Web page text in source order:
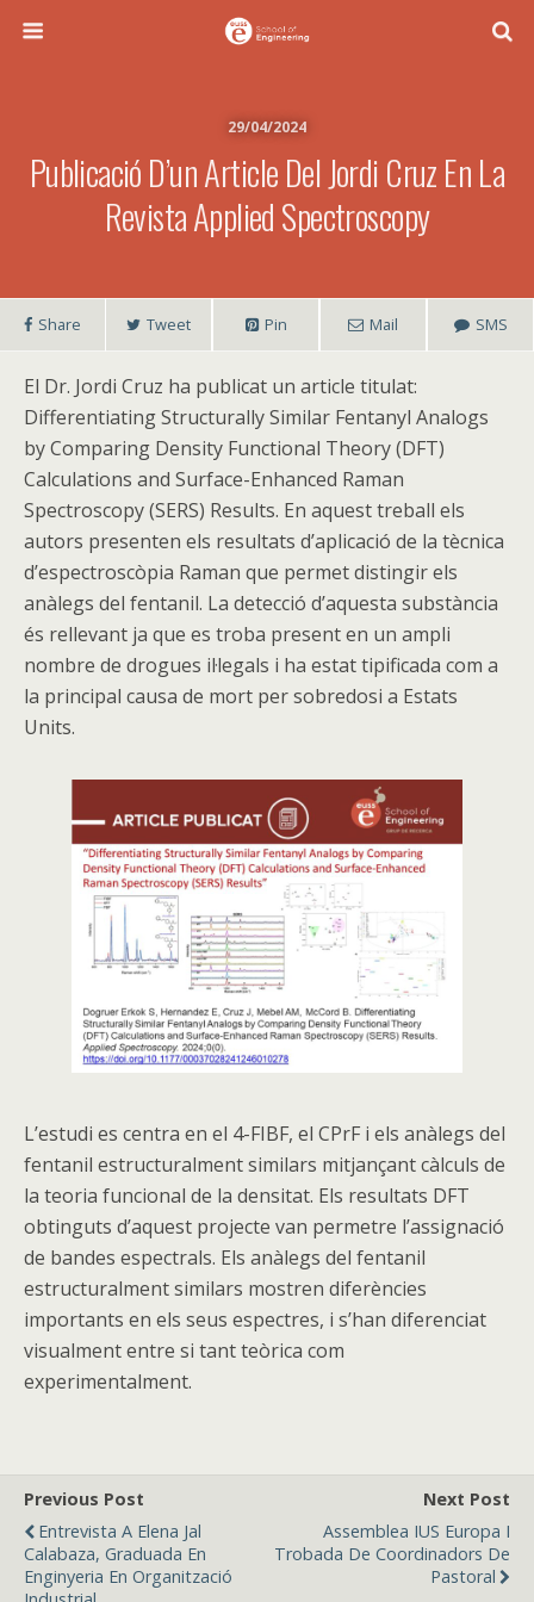
29/04/2024
Publicació D’un Article Del Jordi Cruz En La
Revista Applied Spectroscopy
Share Tweet Pin Mail SMS
El Dr. Jordi Cruz ha publicat un article titulat:
Differentiating Structurally Similar Fentanyl Analogs
by Comparing Density Functional Theory (DFT)
Calculations and Surface-Enhanced Raman
Spectroscopy (SERS) Results. En aquest treball els
autors presenten els resultats d’aplicació de la tècnica
d’espectroscòpia Raman que permet distingir els
anàlegs del fentanil. La detecció d’aquesta substància
és rellevant ja que es troba present en un ampli
nombre de drogues il·legals i ha estat tipificada com a
la principal causa de mort per sobredosi a Estats
Units.
L’estudi es centra en el 4-FIBF, el CPrF i els anàlegs del
fentanil estructuralment similars mitjançant càlculs de
la teoria funcional de la densitat. Els resultats DFT
obtinguts d’aquest projecte van permetre l’assignació
de bandes espectrals. Els anàlegs del fentanil
estructuralment similars mostren diferències
importants en els seus espectres, i s’han diferenciat
visualment entre si tant teòrica com
experimentalment.
Previous Post
Entrevista A Elena Jal
Calabaza, Graduada En
Enginyeria En Organització
Next Post
Assemblea IUS Europa I
Trobada De Coordinadors De
Pastoral